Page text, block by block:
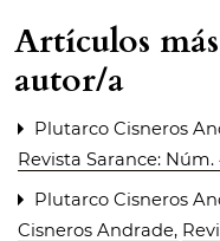
Artículos
autor/a
Plutarco Cisneros
Revista Sarance: Núm.
Plutarco Cisneros
Cisneros Andrade,